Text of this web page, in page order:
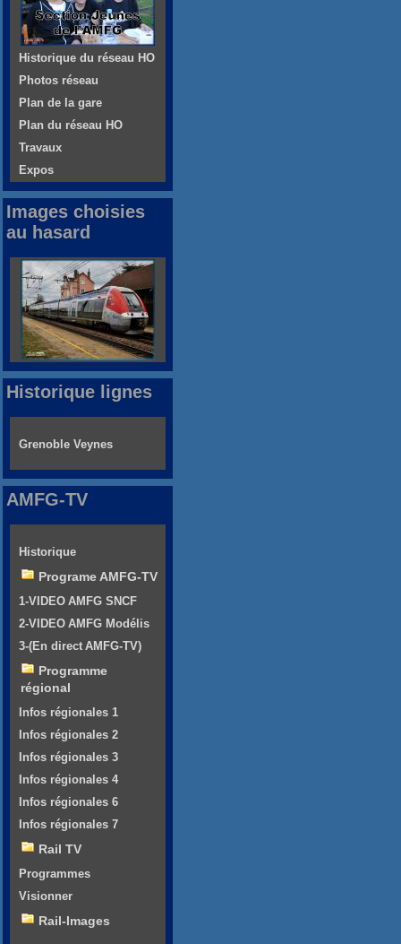
Historique du réseau HO
Photos réseau
Plan de la gare
Plan du réseau HO
Travaux
Expos
Images choisies
au hasard
Historique lignes
Grenoble Veynes
AMFG-TV
Historique
Programe AMFG-TV
1-VIDEO AMFG SNCF
2-VIDEO AMFG Modélis
3-(En direct AMFG-TV)
Programme
régional
Infos régionales 1
Infos régionales 2
Infos régionales 3
Infos régionales 4
Infos régionales 6
Infos régionales 7
Rail TV
Programmes
Visionner
Rail-Images